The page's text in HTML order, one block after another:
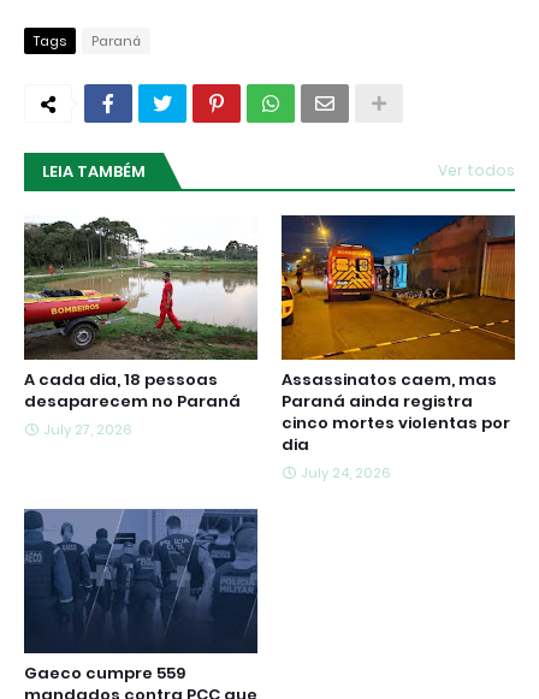
Tags Paraná
LEIA TAMBÉM Ver todos
A cada dia, 18 pessoas
desaparecem no Paraná
July 27, 2026
Assassinatos caem, mas
Paraná ainda registra
cinco mortes violentas por
dia
July 24, 2026
Gaeco cumpre 559